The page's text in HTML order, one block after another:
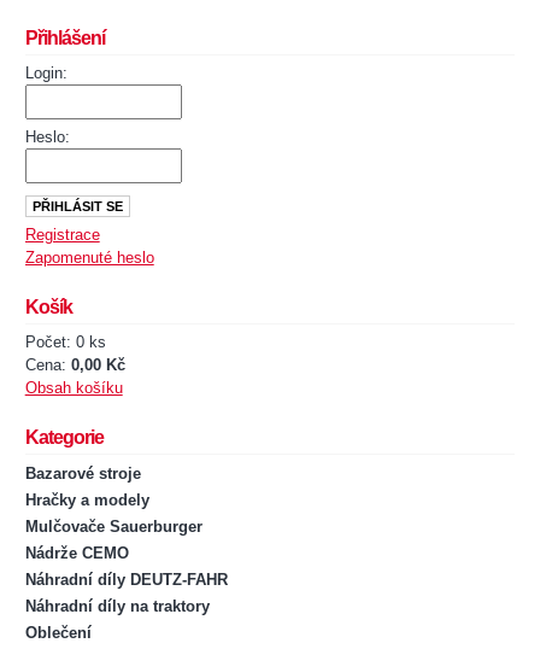
Přihlášení
Login:
Heslo:
Registrace
Zapomenuté heslo
Košík
Počet: 0 ks
Cena: 0,00 Kč
Obsah košíku
Kategorie
Bazarové stroje
Hračky a modely
Mulčovače Sauerburger
Nádrže CEMO
Náhradní díly DEUTZ-FAHR
Náhradní díly na traktory
Oblečení